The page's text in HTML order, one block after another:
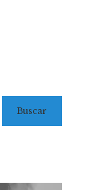
Buscar